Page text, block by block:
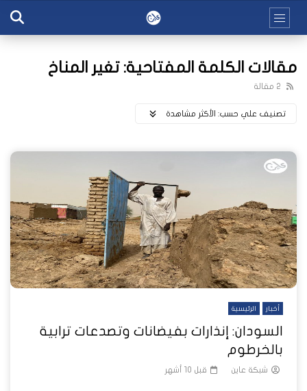
مقالات الكلمة المفتاحية: تغير المناخ
2 مقالة
تصنيف علي حسب: اﻷكثر مشاهدة
أخبار الرئيسية
السودان: إنذارات بفيضانات وتصدعات ترابية
بالخرطوم
شبكة عاين قبل 10 أشهر